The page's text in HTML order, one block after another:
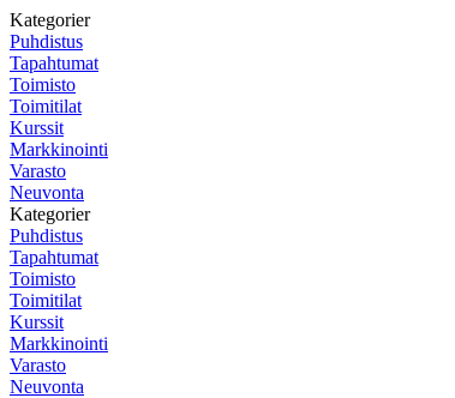
Kategorier
Puhdistus
Tapahtumat
Toimisto
Toimitilat
Kurssit
Markkinointi
Varasto
Neuvonta
Kategorier
Puhdistus
Tapahtumat
Toimisto
Toimitilat
Kurssit
Markkinointi
Varasto
Neuvonta